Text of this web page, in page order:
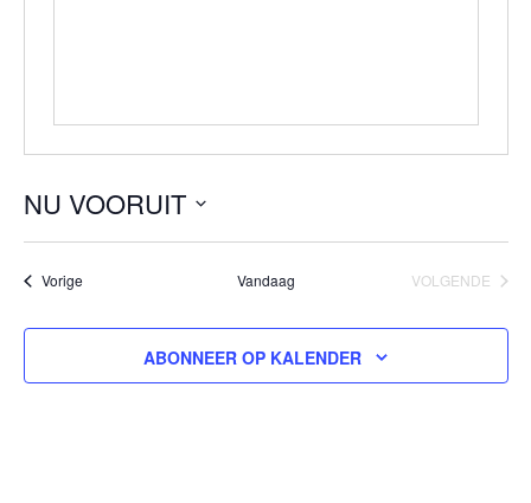
NU VOORUIT
datum.
VorigeEvenementen Vandaag
VOLGENDE
ABONNEER OP KALENDER